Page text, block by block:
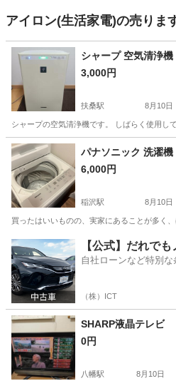
アイロン(生活家電)の売りま
シャープ 空気清浄機
3,000円
扶桑駅 8月10日
シャープの空気清浄機です。 しばらく使用し
愛知 江南市 扶桑駅 季節、空調家
パナソニック 洗濯機
6,000円
稲沢駅 8月10日
買ったはいいものの、実家にあることが多く
愛知 一宮市 稲沢駅 生活家電
【公式】だれでも
自社ローンなど特別
（株）ICT
SHARP液晶テレビ
0円
八幡駅 8月10日